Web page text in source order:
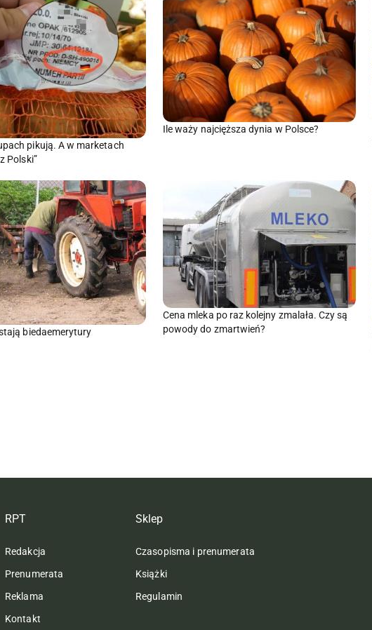
pikują. A w marketach
Polski”
Ile waży najcięższa dynia w Polsce?
biedaemerytury
Cena mleka po raz kolejny zmalała. Czy są
powody do zmartwień?
RPT
Redakcja
Prenumerata
Reklama
Kontakt
Sklep
Czasopisma i prenumerata
Książki
Regulamin